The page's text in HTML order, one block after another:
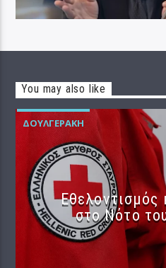
You may also like
ΔΟΥΛΓΕΡΆΚΗ
στο Νότο